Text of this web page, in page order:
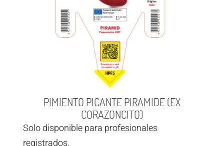
PIMIENTO PICANTE PIRAMIDE (EX
CORAZONCITO)
Solo disponible para profesionales
registrados.